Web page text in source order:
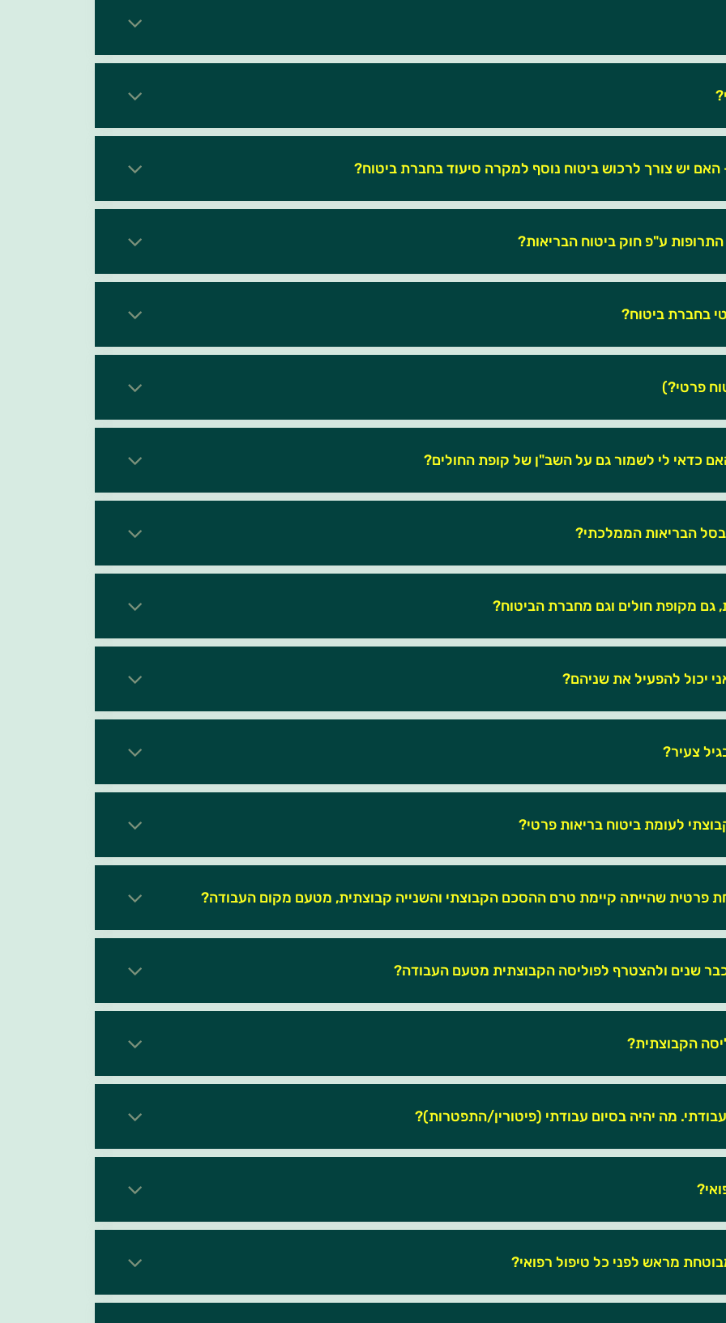
ביטוח נוסף למקרה סיעוד בחברת ביטוח?
התרופות ע"פ חוק ביטוח הבריאות?
בחברת ביטוח?
פרטי?)
כדאי לי לשמור גם על השב"ן של קופת החולים?
בסל הבריאות הממלכתי?
גם מקופת חולים וגם מחברת הביטוח?
יכול להפעיל את שניהם?
צעיר?
לעומת ביטוח בריאות פרטי?
פרטית שהייתה קיימת טרם ההסכם הקבוצתי והשנייה קבוצתית, מטעם מקום העבודה?
שנים ולהצטרף לפוליסה הקבוצתית מטעם העבודה?
הקבוצתית?
מה יהיה בסיום עבודתי (פיטורין/התפטרות)?
מראש לפני כל טיפול רפואי?